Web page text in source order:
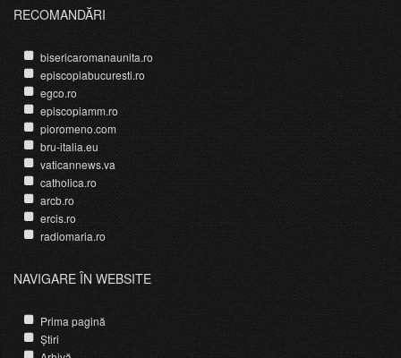
RECOMANDĂRI
bisericaromanaunita.ro
episcopiabucuresti.ro
egco.ro
episcopiamm.ro
pioromeno.com
bru-italia.eu
vaticannews.va
catholica.ro
arcb.ro
ercis.ro
radiomaria.ro
NAVIGARE ÎN WEBSITE
Prima pagină
Știri